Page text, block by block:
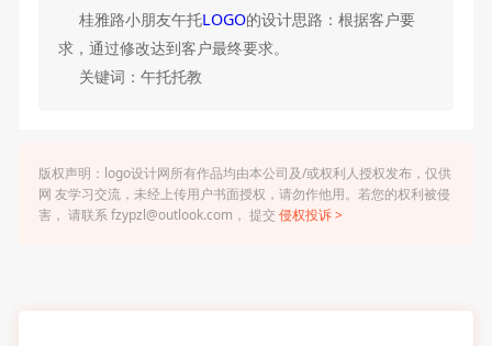
桂雅路小朋友午托LOGO的设计思路：根据客户要
求，通过修改达到客户最终要求。
关键词：午托托教
版权声明：logo设计网所有作品均由本公司及/或权利人授权发布，仅供
网 友学习交流，未经上传用户书面授权，请勿作他用。若您的权利被侵
害， 请联系 fzypzl@outlook.com， 提交 侵权投诉 >